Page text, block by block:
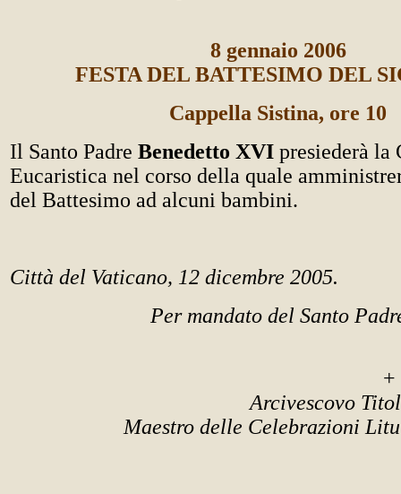
8 gennaio 2006
FESTA DEL BATTESIMO DEL
Cappella Sistina, ore 10
Il Santo Padre Benedetto XVI presiederà la
Eucaristica nel corso della quale
del Battesimo ad alcuni bambini.
Città del Vaticano, 12 dicembre 2005.
Per mandato del Santo
+
Arcivescovo
Maestro delle Celebrazioni